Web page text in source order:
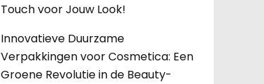
Touch voor Jouw Look!
Innovatieve Duurzame
Verpakkingen voor Cosmetica: Een
Groene Revolutie in de Beauty-